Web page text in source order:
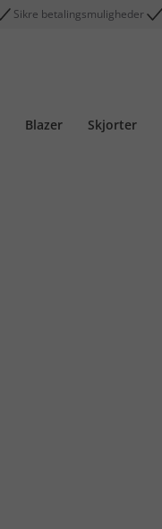
Sikre betalingsmuligheder
Blazer Skjorter